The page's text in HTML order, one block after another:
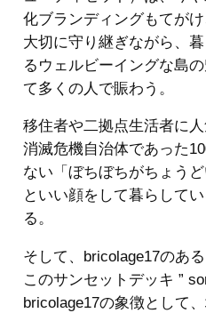
化ブランディングもてが
大切に守り継ぎながら、
るウェルビーイングな島
て多くの人で賑わう。
移住者や二拠点生活者に
消滅危機自治体であった
ない「ぼちぼちがちょう
といい顔をして暮らして
る。
そして、bricolage17のあ
このサンセットデッキ ”
bricolage17の象徴として